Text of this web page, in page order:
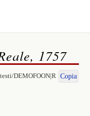
1757
DEMOFOON|R Copia